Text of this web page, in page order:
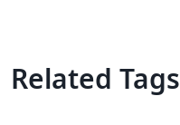
Related Tags